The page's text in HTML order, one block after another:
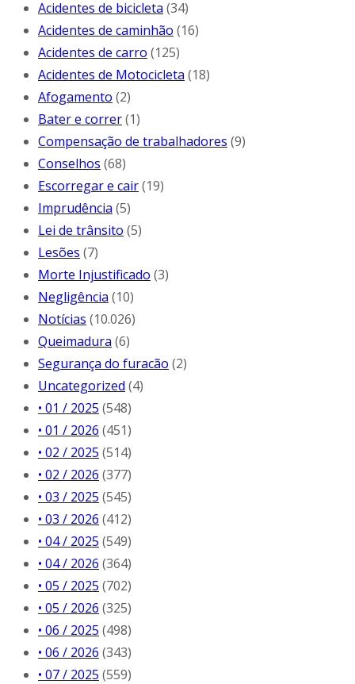
Acidentes de bicicleta (34)
Acidentes de caminhão (16)
Acidentes de carro (125)
Acidentes de Motocicleta (18)
Afogamento (2)
Bater e correr(1)
Compensação de trabalhadores (9)
Conselhos (68)
Escorregar e cair(19)
Imprudência (5)
Lei de trânsito (5)
Lesões (7)
Morte Injustificado (3)
Negligência (10)
Notícias (10.026)
Queimadura (6)
Segurança do furacão (2)
Uncategorized (4)
• 01 / 2025 (548)
• 01 / 2026 (451)
• 02 / 2025 (514)
• 02 / 2026 (377)
• 03 / 2025 (545)
• 03 / 2026 (412)
• 04 / 2025 (549)
• 04 / 2026 (364)
• 05 / 2025 (702)
• 05 / 2026 (325)
• 06 / 2025 (498)
• 06 / 2026 (343)
• 07 / 2025 (559)